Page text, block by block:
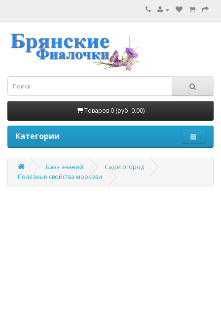
Товаров 0 (руб. 0.00)
Категории
База знаний
Сад и огород
Полезные свойства моркови